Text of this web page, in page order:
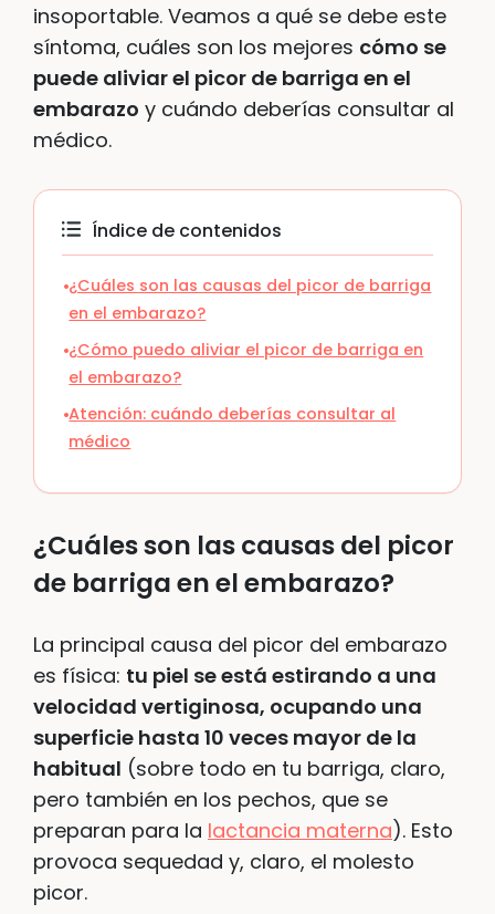
insoportable. Veamos a qué se debe este
síntoma, cuáles son los mejores cómo se
puede aliviar el picor de barriga en el
embarazo y cuándo deberías consultar al
médico.
Índice de contenidos
¿Cuáles son las causas del picor de barriga
en el embarazo?
¿Cómo puedo aliviar el picor de barriga en
el embarazo?
Atención: cuándo deberías consultar al
médico
¿Cuáles son las causas del picor
de barriga en el embarazo?
La principal causa del picor del embarazo
es física: tu piel se está estirando a una
velocidad vertiginosa, ocupando una
superficie hasta 10 veces mayor de la
habitual (sobre todo en tu barriga, claro,
pero también en los pechos, que se
preparan para la lactancia materna). Esto
provoca sequedad y, claro, el molesto
picor.